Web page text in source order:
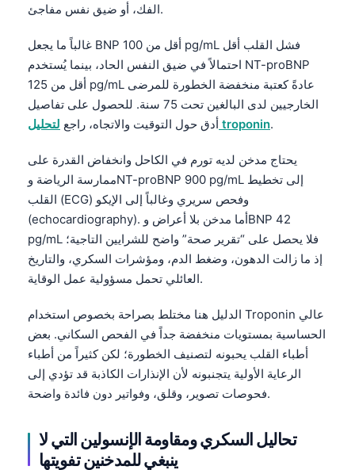
الفك، أو ضيق نفس مفاجئ.
غالباً ما يجعل BNP أقل من 100 pg/mL فشل القلب أقل
احتمالاً في ضيق النفس الحاد، بينما يُستخدم NT-proBNP
أقل من 125 pg/mL عادةً كعتبة منخفضة الخطورة للمرضى
الخارجيين لدى البالغين تحت 75 سنة. للحصول على تفاصيل
أدق حول التوقيت والاتجاه، راجع لتحليل troponin.
يحتاج مدخن لديه تورم في الكاحل وانخفاض القدرة على
ممارسة الرياضة وNT-proBNP 900 pg/mL إلى تخطيط
القلب (ECG) وفحص سريري وغالباً إلى الإيكو
(echocardiography). أما مدخن بلا أعراض وBNP 42
pg/mL فلا يحصل على “تقرير صحة” واضح للشرايين التاجية؛
إذ ما زالت الدهون، وضغط الدم، ومؤشرات السكري، والتاريخ
العائلي تحمل مسؤولية عمل الوقاية.
الدليل هنا مختلط بصراحة بخصوص استخدام Troponin عالي
الحساسية بمستويات منخفضة جداً في الفحص السكاني. بعض
أطباء القلب يحبونه لتصنيف الخطورة؛ لكن كثيراً من أطباء
الرعاية الأولية يتجنبونه لأن الإنذارات الكاذبة قد تؤدي إلى
فحوصات تصوير، وقلق، وفواتير دون فائدة واضحة.
تحاليل السكري ومقاومة الإنسولين التي لا
ينبغي للمدخنين تفويتها
Кыргызча
Татар теле
Беларуская мова
Esperanto
Frysk
Ślōnskŏ gŏdka